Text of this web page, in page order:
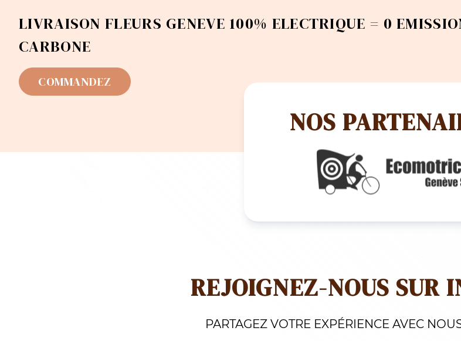
LIVRAISON FLEURS GENEVE 100% ELECTRIQUE = 0
CARBONE
COMMANDEZ
NOS
REJOIGNEZ-NOUS SUR
PARTAGEZ VOTRE EXPÉRIENCE AVEC